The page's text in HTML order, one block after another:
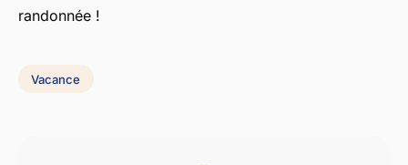
randonnée !
Vacance